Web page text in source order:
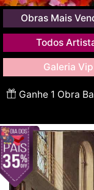
Obras Mais
Todos
Galeria Vip
Ganhe 1 Obra